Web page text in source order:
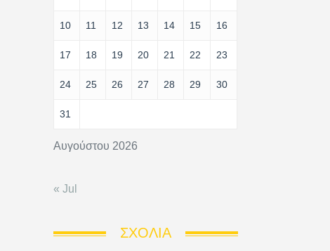
Αυγούστου 2026
10 11 12 13 14 15 16
17 18 19 20 21 22 23
24 25 26 27 28 29 30
31
« Jul
ΣΧΌΛΙΑ